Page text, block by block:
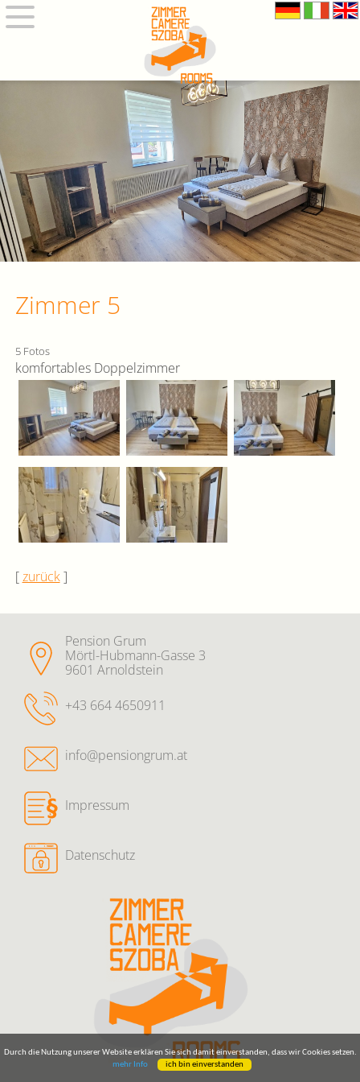
Zimmer 5
5 Fotos
komfortables Doppelzimmer
[zurück]
Pension Grum
Mörtl-Hubmann-Gasse 3
9601 Arnoldstein
+43 664 4650911
info@pensiongrum.at
Impressum
Datenschutz
Durch die Nutzung unserer Website erklären Sie sich damit einverstanden, dass wir Cookies setzen.
mehr Info
ich bin einverstanden